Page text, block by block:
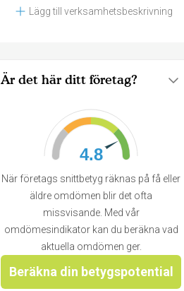
Lägg till verksamhetsbeskrivning
Är det här ditt företag?
4.8
När företags snittbetyg räknas på få eller
äldre omdömen blir det ofta
missvisande. Med vår
omdömesindikator kan du beräkna vad
aktuella omdömen ger.
Beräkna din betygspotential